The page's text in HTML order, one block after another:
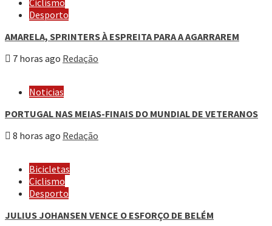
Desporto
AMARELA, SPRINTERS À ESPREITA PARA A AGARRAREM
7 horas ago Redação
Noticias
PORTUGAL NAS MEIAS-FINAIS DO MUNDIAL DE VETERANOS
8 horas ago Redação
Bicicletas
Ciclismo
Desporto
JULIUS JOHANSEN VENCE O ESFORÇO DE BELÉM